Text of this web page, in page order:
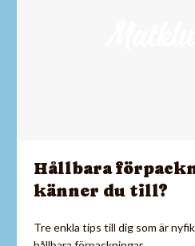
Hållbara
känner du till?
Tre enkla tips till dig som är